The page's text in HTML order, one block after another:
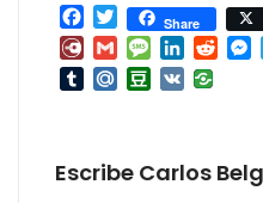
Facebook
TwitterShare
Diary.RuGmailMessage
LinkedIn
TumblrMail.RuDouban
VK
Escribe Carlos